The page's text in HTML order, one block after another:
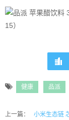
健康 品派
上一篇：
小米生态链